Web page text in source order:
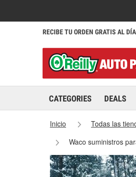
RECIBE TU ORDEN GRATIS AL
CATEGORIES DEALS
Inicio Todas las
Waco suministros